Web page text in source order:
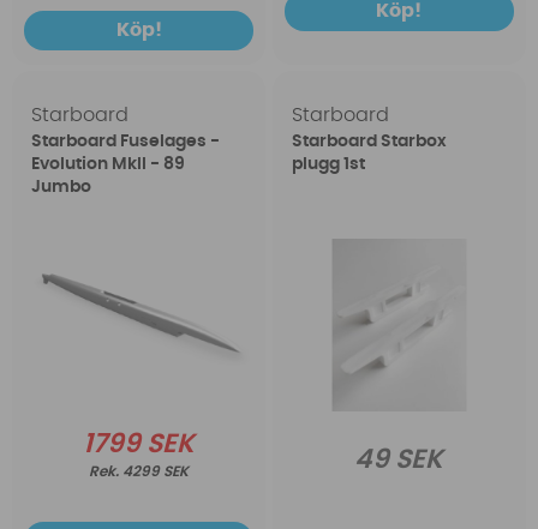
Köp!
Köp!
Starboard
Starboard Fuselages -
Evolution MkII - 89
Jumbo
1799 SEK
4299 SEK
Starboard
Starboard Starbox
plugg 1st
49 SEK